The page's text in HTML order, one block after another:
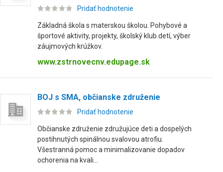
Pridať hodnotenie
Základná škola s materskou školou. Pohybové a
športové aktivity, projekty, školský klub detí, výber
záujmových krúžkov.
www.zstrnovecnv.edupage.sk
BOJ s SMA, občianske združenie
Pridať hodnotenie
Občianske združenie združujúce deti a dospelých
postihnutých spinálnou svalovou atrofiu.
Všestranná pomoc a minimalizovanie dopadov
ochorenia na kvali...